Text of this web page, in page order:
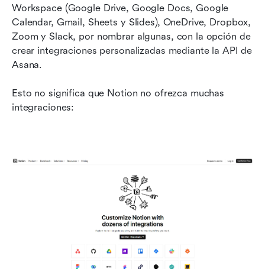
Workspace (Google Drive, Google Docs, Google
Calendar, Gmail, Sheets y Slides), OneDrive, Dropbox,
Zoom y Slack, por nombrar algunas, con la opción de
crear integraciones personalizadas mediante la API de
Asana.
Esto no significa que Notion no ofrezca muchas
integraciones: